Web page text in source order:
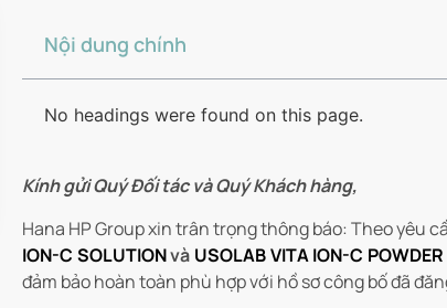
Nội dung chính
No headings were found on this page.
Kính gửi Quý Đối tác và Quý Khách hàng,
Hana HP Group xin trân trọng thông báo: Theo yêu
ION-C SOLUTIONvà USOLAB VITA ION-C POWDER
đảm bảo hoàn toàn phù hợp với hồ sơ công bố đã